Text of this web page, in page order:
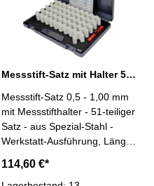
Messstift-Satz mit Halter 51- tlg. 0,5 - 1,00 mm
Messstift-Satz 0,5 - 1,00 mm
mit Messstifthalter - 51-teiliger
Satz - aus Spezial-Stahl -
Werkstatt-Ausführung, Länge
mm - Stufung 0,01 mm - mit
114,60 €*